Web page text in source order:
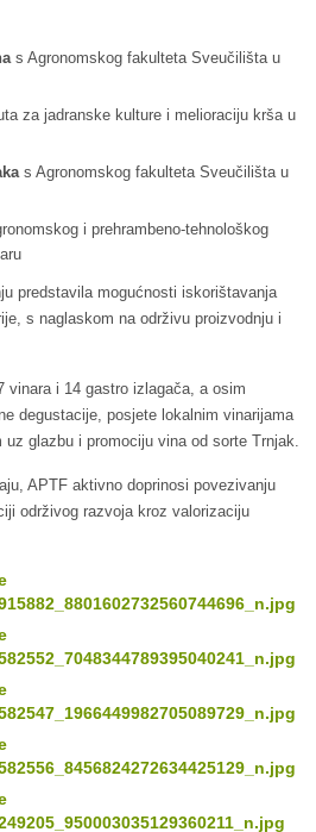
s Agronomskog fakulteta Sveučilišta u
za jadranske kulture i melioraciju krša u
s Agronomskog fakulteta Sveučilišta u
i prehrambeno-tehnološkog
predstavila mogućnosti iskorištavanja
s naglaskom na održivu proizvodnju i
vinara i 14 gastro izlagača, a osim
degustacije, posjete lokalnim vinarijama
glazbu i promociju vina od sorte Trnjak.
APTF aktivno doprinosi povezivanju
održivog razvoja kroz valorizaciju